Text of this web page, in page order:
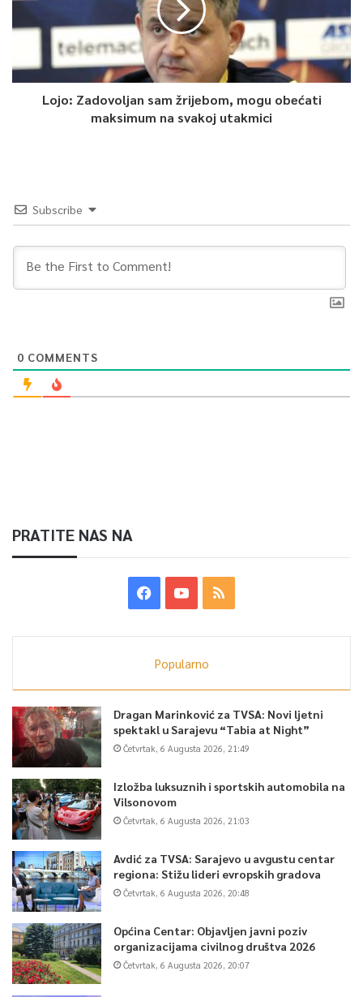
Lojo: Zadovoljan sam žrijebom, mogu obećati
maksimum na svakoj utakmici
Subscribe
0 COMMENTS
PRATITE NAS NA
Popularno
Dragan Marinković za TVSA: Novi ljetni
spektakl u Sarajevu “Tabia at Night”
Četvrtak, 6 Augusta 2026, 21:49
Izložba luksuznih i sportskih automobila na
Vilsonovom
Četvrtak, 6 Augusta 2026, 21:03
Avdić za TVSA: Sarajevo u avgustu centar
regiona: Stižu lideri evropskih gradova
Četvrtak, 6 Augusta 2026, 20:48
Općina Centar: Objavljen javni poziv
organizacijama civilnog društva 2026
Četvrtak, 6 Augusta 2026, 20:07